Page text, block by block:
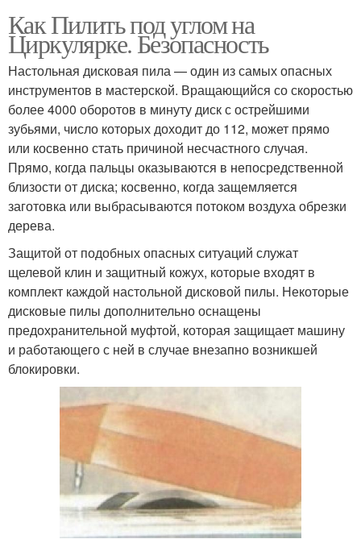
Как Пилить под углом на
Циркулярке. Безопасность
Настольная дисковая пила — один из самых опасных
инструментов в мастерской. Вращающийся со скоростью
более 4000 оборотов в минуту диск с острейшими
зубьями, число которых доходит до 112, может прямо
или косвенно стать причиной несчастного случая.
Прямо, когда пальцы оказываются в непосредственной
близости от диска; косвенно, когда защемляется
заготовка или выбрасываются потоком воздуха обрезки
дерева.
Защитой от подобных опасных ситуаций служат
щелевой клин и защитный кожух, которые входят в
комплект каждой настольной дисковой пилы. Некоторые
дисковые пилы дополнительно оснащены
предохранительной муфтой, которая защищает машину
и работающего с ней в случае внезапно возникшей
блокировки.